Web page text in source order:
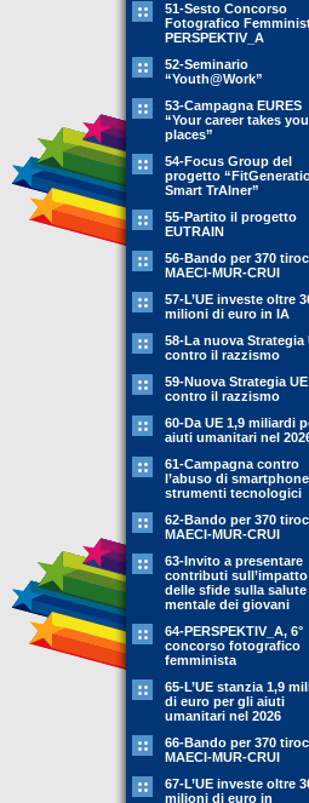
51-Sesto Concorso
Fotografico
PERSPEKTIV_A
52-Seminario
“Youth@Work”
53-Campagna EURES
“Your career takes you
places”
54-Focus Group del
progetto
Smart TrAIner”
55-Partito il progetto
EUTRAIN
56-Bando per 370
MAECI-MUR-CRUI
57-L’UE investe oltre
milioni di euro in IA
58-La nuova Strategia
contro il razzismo
59-Nuova Strategia UE
contro il razzismo
60-Da UE 1,9 miliardi
aiuti umanitari nel
61-Campagna contro
l’abuso di
strumenti tecnologici
62-Bando per 370
MAECI-MUR-CRUI
63-Invito a presentare
contributi sull’impatto
delle sfide sulla salute
mentale dei giovani
64-PERSPEKTIV_A, 6°
concorso fotografico
femminista
65-L’UE stanzia 1,9
di euro per gli aiuti
umanitari nel 2026
66-Bando per 370
MAECI-MUR-CRUI
67-L’UE investe oltre
milioni di euro in